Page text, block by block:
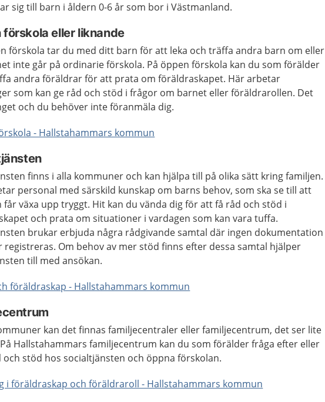
sig till barn i åldern 0-6 år som bor i Västmanland.
förskola eller liknande
förskola tar du med ditt barn för att leka och träffa andra barn om eller
inte går på ordinarie förskola. På öppen förskola kan du som förälder
andra föräldrar för att prata om föräldraskapet. Här arbetar
som kan ge råd och stöd i frågor om barnet eller föräldrarollen. Det
och du behöver inte föranmäla dig.
- Hallstahammars kommun
finns i alla kommuner och kan hjälpa till på olika sätt kring familjen.
personal med särskild kunskap om barns behov, som ska se till att
får växa upp tryggt. Hit kan du vända dig för att få råd och stöd i
och prata om situationer i vardagen som kan vara tuffa.
brukar erbjuda några rådgivande samtal där ingen dokumentation
registreras. Om behov av mer stöd finns efter dessa samtal hjälper
till med ansökan.
föräldraskap - Hallstahammars kommun
kan det finnas familjecentraler eller familjecentrum, det ser lite
Hallstahammars familjecentrum kan du som förälder fråga efter eller
och stöd hos socialtjänsten och öppna förskolan.
i föräldraskap och föräldraroll - Hallstahammars kommun